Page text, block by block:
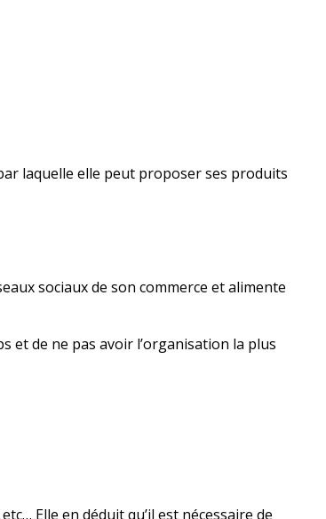
laquelle elle peut proposer ses produits
sociaux de son commerce et alimente
et de ne pas avoir l’organisation la plus
Elle en déduit qu’il est nécessaire de